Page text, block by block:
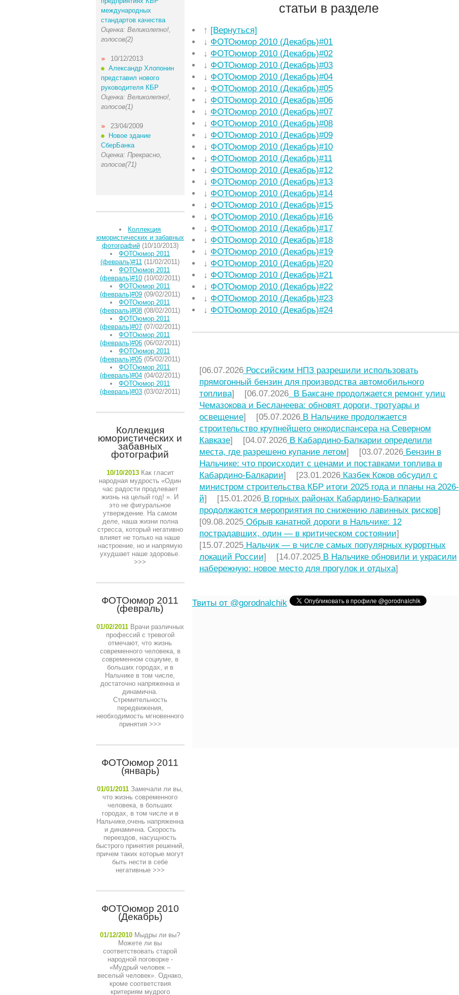
международных
стандартов качества
Оценка: Великолепно!,
голосов(2)
10/12/2013
Александр Хлопонин
представил нового
руководителя КБР
Оценка: Великолепно!,
голосов(1)
23/04/2009
Новое здание
СберБанка
Оценка: Прекрасно,
голосов(71)
Коллекция
юмористических и забавных
фотографий(10/10/2013)
ФОТОюмор 2011
(февраль)#11 (11/02/2011)
ФОТОюмор 2011
(февраль)#10 (10/02/2011)
ФОТОюмор 2011
(февраль)#09 (09/02/2011)
ФОТОюмор 2011
(февраль)#08 (08/02/2011)
ФОТОюмор 2011
(февраль)#07 (07/02/2011)
ФОТОюмор 2011
(февраль)#06 (06/02/2011)
ФОТОюмор 2011
(февраль)#05 (05/02/2011)
ФОТОюмор 2011
(февраль)#04 (04/02/2011)
ФОТОюмор 2011
(февраль)#03 (03/02/2011)
Коллекция
юмористических и
забавных
фотографий
10/10/2013 Как гласит
народная мудрость «Один
час радости продлевает
жизнь на целый год! ». И
это не фигуральное
утверждение. На самом
деле, наша жизни полна
стресса, который негативно
влияет не только на наше
настроение, но и напрямую
ухудшает наше здоровье.
>>>
ФОТОюмор 2011
(февраль)
01/02/2011 Врачи различных
профессий с тревогой
отмечают, что жизнь
современного человека, в
современном социуме, в
больших городах, и в
Нальчике в том числе,
достаточно напряженна и
динамична.
Стремительность
передвижения,
необходимость мгновенного
принятия >>>
ФОТОюмор 2011
(январь)
01/01/2011 Замечали ли вы,
что жизнь современного
человека, в больших
городах, в том числе и в
Нальчике,очень напряженна
и динамична. Скорость
переездов, насущность
быстрого принятия решений,
причем таких которые могут
быть нести в себе
негативные>>>
ФОТОюмор 2010
(Декабрь)
01/12/2010 Мыдры ли вы?
Можете ли вы
соответствовать старой
народной поговорке -
«Мудрый человек –
веселый человек». Однако,
кроме соответствия
критериям мудрого
статьи в разделе
↑ [Вернуться]
↓ ФОТОюмор 2010 (Декабрь)#01
↓ ФОТОюмор 2010 (Декабрь)#02
↓ ФОТОюмор 2010 (Декабрь)#03
↓ ФОТОюмор 2010 (Декабрь)#04
↓ ФОТОюмор 2010 (Декабрь)#05
↓ ФОТОюмор 2010 (Декабрь)#06
↓ ФОТОюмор 2010 (Декабрь)#07
↓ ФОТОюмор 2010 (Декабрь)#08
↓ ФОТОюмор 2010 (Декабрь)#09
↓ ФОТОюмор 2010 (Декабрь)#10
↓ ФОТОюмор 2010 (Декабрь)#11
↓ ФОТОюмор 2010 (Декабрь)#12
↓ ФОТОюмор 2010 (Декабрь)#13
↓ ФОТОюмор 2010 (Декабрь)#14
↓ ФОТОюмор 2010 (Декабрь)#15
↓ ФОТОюмор 2010 (Декабрь)#16
↓ ФОТОюмор 2010 (Декабрь)#17
↓ ФОТОюмор 2010 (Декабрь)#18
↓ ФОТОюмор 2010 (Декабрь)#19
↓ ФОТОюмор 2010 (Декабрь)#20
↓ ФОТОюмор 2010 (Декабрь)#21
↓ ФОТОюмор 2010 (Декабрь)#22
↓ ФОТОюмор 2010 (Декабрь)#23
↓ ФОТОюмор 2010 (Декабрь)#24
[06.07.2026Российским НПЗ разрешили использовать
прямогонный бензин для производства автомобильного
топлива] [06.07.2026В Баксане продолжается ремонт улиц
Чемазокова и Бесланеева: обновят дороги, тротуары и
освещение] [05.07.2026В Нальчике продолжается
строительство крупнейшего онкодиспансера на Северном
Кавказе] [04.07.2026В Кабардино-Балкарии определили
места, где разрешено купание летом] [03.07.2026Бензин в
Нальчике: что происходит с ценами и поставками топлива в
Кабардино-Балкарии] [23.01.2026Казбек Коков обсудил с
министром строительства КБР итоги 2025 года и планы на 2026-
й] [15.01.2026В горных районах Кабардино-Балкарии
продолжаются мероприятия по снижению лавинных рисков]
[09.08.2025Обрыв канатной дороги в Нальчике: 12
пострадавших, один — в критическом состоянии]
[15.07.2025Нальчик — в числе самых популярных курортных
локаций России] [14.07.2025В Нальчике обновили и украсили
набережную: новое место для прогулок и отдыха]
Твиты от @gorodnalchik